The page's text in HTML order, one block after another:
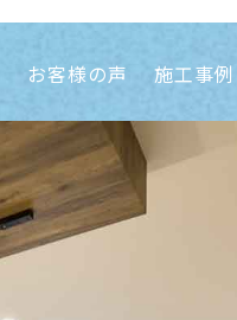
お客様の声 施工事例